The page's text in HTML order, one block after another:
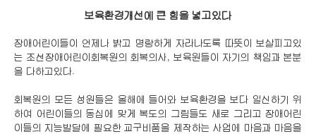
보육환경개선에 큰 힘을 넣고있다
장애어린이들이 언제나 밝고 명랑하게 자라나도록 따뜻이 보살피고있
는 조선장애어린이회복원의 회복의사, 보육원들이 자기의 책임과 본분
을 다하고있다.
회복원의 모든 성원들은 올해에 들어와 보육환경을 보다 일신하기 위
하여 어린이들의 동심에 맞게 복도의 그림들도 새로 그리고 장애어린
이들의 지능발달에 필요한 교구비품을 제작하는 사업에 마음과 마음을